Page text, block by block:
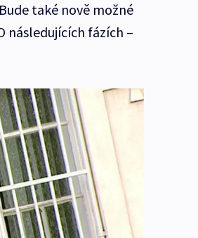
také nově možné
následujících fázích –